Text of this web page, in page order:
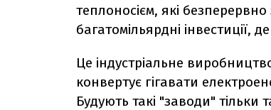
теплоносієм, які
багатомільярдні інвестиції,
Це індустріальне
конвертує гігавати
Будують такі "заводи"